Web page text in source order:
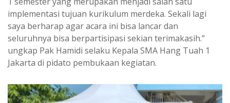
implementasi tujuan kurikulum merdeka. Sekali lagi
saya berharap agar acara ini bisa lancar dan
seluruhnya bisa berpartisipasi sekian terimakasih.”
ungkap Pak Hamidi selaku Kepala SMA Hang Tuah 1
Jakarta di pidato pembukaan kegiatan.